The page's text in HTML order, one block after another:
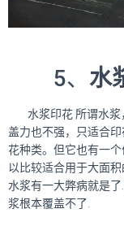
5、 水
水浆印花 所谓水浆
盖力也不强，只适合
花种类。但它也有一
以比较适合用于大面
水浆有一大弊病就是
浆根本覆盖不了.